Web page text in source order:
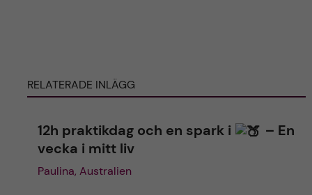
RELATERADE INLÄGG
12h praktikdag och en spark i
– En
vecka i mitt liv
Paulina, Australien